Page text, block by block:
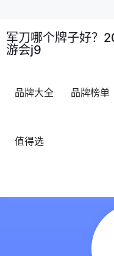
军刀哪个牌子好？
游会j9
品牌大全 品牌榜单
值得选